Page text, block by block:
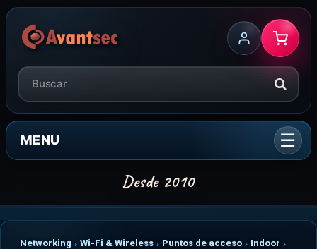
MENU
Networking Wi-Fi & Wireless Puntos de acceso Indoor